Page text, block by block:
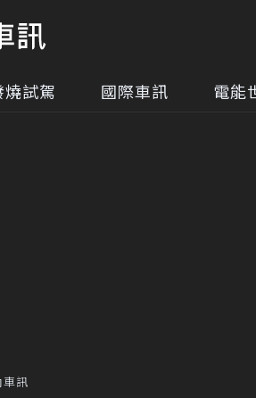
燒試駕 國際車訊 電能
車訊